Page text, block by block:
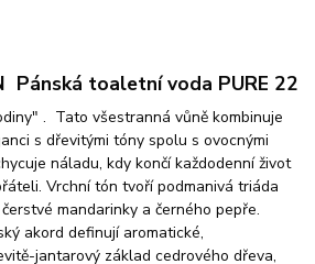
Pánská toaletní voda PURE 22
. Tato všestranná vůně kombinuje
s dřevitými tóny spolu s ovocnými
náladu, kdy končí každodenní život
Vrchní tón tvoří podmanivá triáda
mandarinky a černého pepře.
akord definují aromatické,
jantarový základ cedrového dřeva,